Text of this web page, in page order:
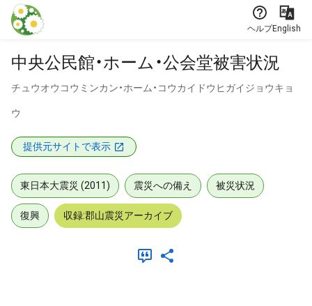
本文に飛ぶ
ヘルプEnglish
中央公民館・ホーム・公会堂被害状況
チュウオウコウミンカン・ホーム・コウカイドウヒガイジョウキョ
ウ
提供元サイトで表示
東日本大震災 (2011) 震災への備え 被災状況
復興 収録:郡山震災アーカイブ